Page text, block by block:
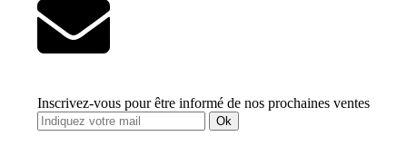
Inscrivez-vous pour être informé de nos prochaines ventes
Ok